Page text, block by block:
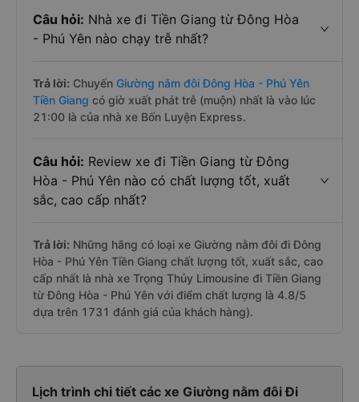
Câu hỏi: Nhà xe đi Tiền Giang từ Đông Hòa
- Phú Yên nào chạy trễ nhất?
Trả lời: Chuyến Giường nằm đôi Đông Hòa - Phú Yên
Tiền Giang có giờ xuất phát trễ (muộn) nhất là vào lúc
21:00 là của nhà xe Bốn Luyện Express.
Câu hỏi: Review xe đi Tiền Giang từ Đông
Hòa - Phú Yên nào có chất lượng tốt, xuất
sắc, cao cấp nhất?
Trả lời: Những hãng có loại xe Giường nằm đôi đi Đông
Hòa - Phú Yên Tiền Giang chất lượng tốt, xuất sắc, cao
cấp nhất là nhà xe Trọng Thủy Limousine đi Tiền Giang
từ Đông Hòa - Phú Yên với điểm chất lượng là 4.8/5
dựa trên 1731 đánh giá của khách hàng).
Lịch trình chi tiết các xe Giường nằm đôi Đi